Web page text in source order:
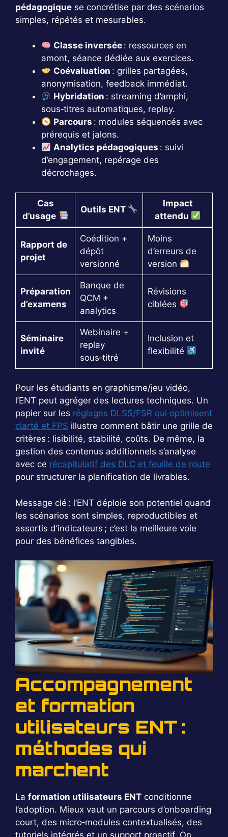
pédagogique se concrétise par des scénarios
simples, répétés et mesurables.
Classe inversée : ressources en
amont, séance dédiée aux exercices.
Coévaluation : grilles partagées,
anonymisation, feedback immédiat.
Hybridation : streaming d’amphi,
sous‑titres automatiques, replay.
Parcours : modules séquencés avec
prérequis et jalons.
Analytics pédagogiques : suivi
d’engagement, repérage des
décrochages.
Cas
d’usage
Outils ENT
Impact
attendu
Rapport de
projet
Coédition +
dépôt
versionné
Moins
d’erreurs de
version
Préparation
d’examens
Banque de
QCM +
analytics
Révisions
ciblées
Séminaire
invité
Webinaire +
replay
sous‑titré
Inclusion et
flexibilité
Pour les étudiants en graphisme/jeu vidéo,
l’ENT peut agréger des lectures techniques. Un
papier sur les réglages DLSS/FSR qui optimisent
clarté et FPS illustre comment bâtir une grille de
critères : lisibilité, stabilité, coûts. De même, la
gestion des contenus additionnels s’analyse
avec ce récapitulatif des DLC et feuille de route
pour structurer la planification de livrables.
Message clé : l’ENT déploie son potentiel quand
les scénarios sont simples, reproductibles et
assortis d’indicateurs ; c’est la meilleure voie
pour des bénéfices tangibles.
Accompagnement
et formation
utilisateurs ENT :
méthodes qui
marchent
La formation utilisateurs ENT conditionne
l’adoption. Mieux vaut un parcours d’onboarding
court, des micro‑modules contextualisés, des
tutoriels intégrés et un support proactif. On